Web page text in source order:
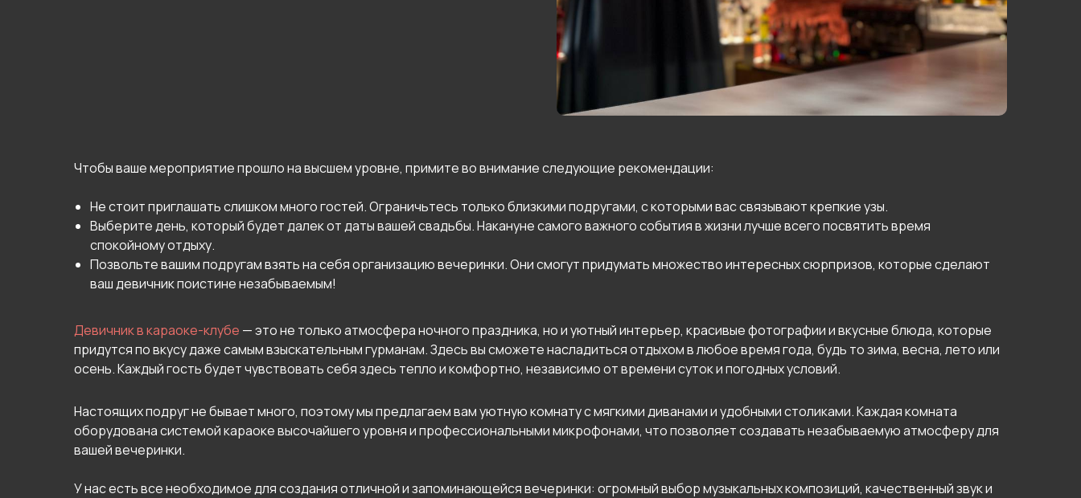
Чтобы ваше мероприятие прошло на высшем уровне, примите во внимание следующие рекомендации:
Не стоит приглашать слишком много гостей. Ограничьтесь только близкими подругами, с которыми вас связывают крепкие узы.
Выберите день, который будет далек от даты вашей свадьбы. Накануне самого важного события в жизни лучше всего посвятить время
спокойному отдыху.
Позвольте вашим подругам взять на себя организацию вечеринки. Они смогут придумать множество интересных сюрпризов, которые сделают
ваш девичник поистине незабываемым!
Девичник в караоке-клубе — это не только атмосфера ночного праздника, но и уютный интерьер, красивые фотографии и вкусные блюда, которые
придутся по вкусу даже самым взыскательным гурманам. Здесь вы сможете насладиться отдыхом в любое время года, будь то зима, весна, лето или
осень. Каждый гость будет чувствовать себя здесь тепло и комфортно, независимо от времени суток и погодных условий.
Настоящих подруг не бывает много, поэтому мы предлагаем вам уютную комнату с мягкими диванами и удобными столиками. Каждая комната
оборудована системой караоке высочайшего уровня и профессиональными микрофонами, что позволяет создавать незабываемую атмосферу для
вашей вечеринки.
У нас есть все необходимое для создания отличной и запоминающейся вечеринки: огромный выбор музыкальных композиций, качественный звук и